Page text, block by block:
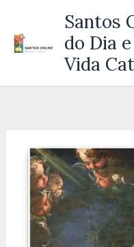
Santos
do Dia
Vida